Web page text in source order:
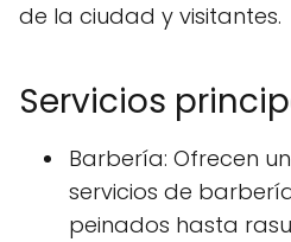
de la ciudad y visitantes.
Servicios
Barbería: Ofrecen
servicios de
peinados hasta